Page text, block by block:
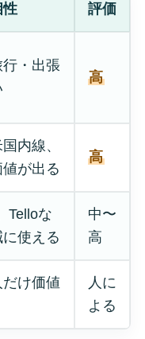
性 評価
・出張
高
内線、
が出る
高
Telloな
使える
中〜
高
け価値
人に
よる